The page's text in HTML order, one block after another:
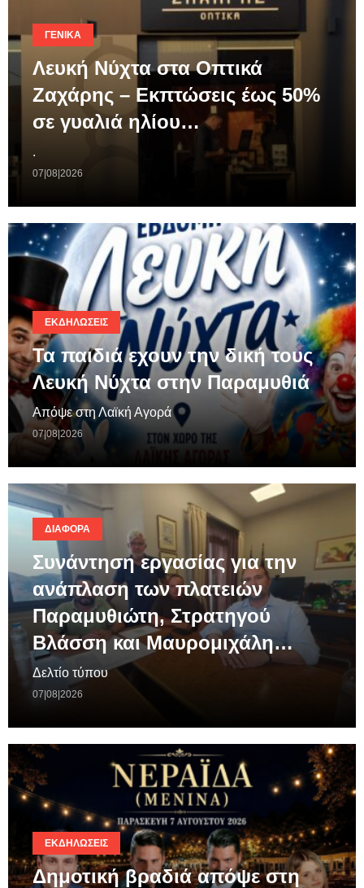
ΓΕΝΙΚΆ
Λευκή Νύχτα στα Οπτικά
Ζαχάρης – Εκπτώσεις έως 50%
σε γυαλιά ηλίου…
.
07|08|2026
ΕΚΔΗΛΏΣΕΙΣ
Τα παιδιά εχουν την δική τους
Λευκή Νύχτα στην Παραμυθιά
Απόψε στη Λαϊκή Αγορά
07|08|2026
ΔΙΆΦΟΡΑ
Συνάντηση εργασίας για την
ανάπλαση των πλατειών
Παραμυθιώτη, Στρατηγού
Βλάσση και Μαυρομιχάλη…
Δελτίο τύπου
07|08|2026
ΕΚΔΗΛΏΣΕΙΣ
Δημοτική βραδιά απόψε στη